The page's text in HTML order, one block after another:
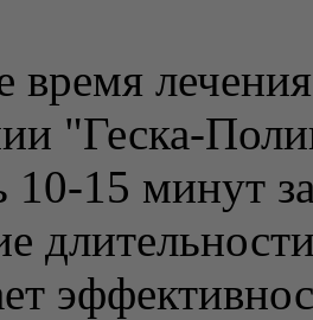
"Геска-
15 минут